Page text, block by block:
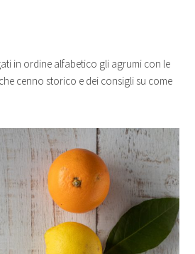
in ordine alfabetico gli agrumi con le
cenno storico e dei consigli su come